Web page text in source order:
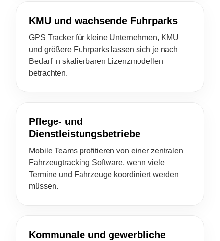
KMU und wachsende Fuhrparks
GPS Tracker für kleine Unternehmen, KMU
und größere Fuhrparks lassen sich je nach
Bedarf in skalierbaren Lizenzmodellen
betrachten.
Pflege- und
Dienstleistungsbetriebe
Mobile Teams profitieren von einer zentralen
Fahrzeugtracking Software, wenn viele
Termine und Fahrzeuge koordiniert werden
müssen.
Kommunale und gewerbliche